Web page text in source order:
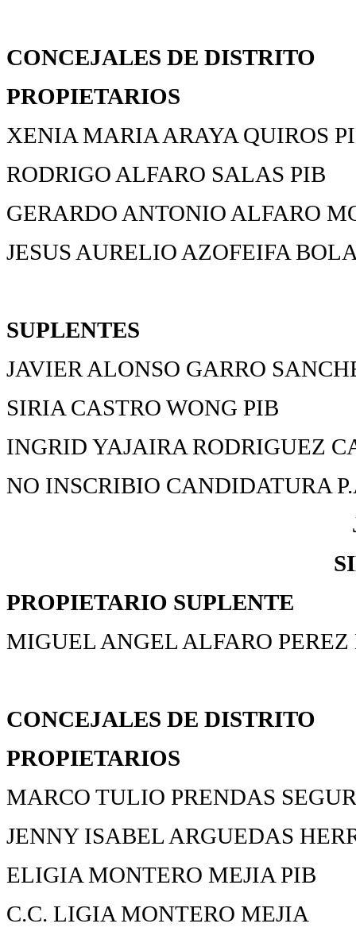
CONCEJALES DE DISTRITO
PROPIETARIOS
XENIA MARIA ARAYA QUIROS
RODRIGO ALFARO SALAS PIB
GERARDO ANTONIO ALFARO
JESUS AURELIO AZOFEIFA
SUPLENTES
JAVIER ALONSO GARRO
SIRIA CASTRO WONG PIB
INGRID YAJAIRA RODRIGUEZ
NO INSCRIBIO CANDIDATURA
PROPIETARIO SUPLENTE
MIGUEL ANGEL ALFARO
CONCEJALES DE DISTRITO
PROPIETARIOS
MARCO TULIO PRENDAS
JENNY ISABEL ARGUEDAS
ELIGIA MONTERO MEJIA PIB
C.C. LIGIA MONTERO MEJIA